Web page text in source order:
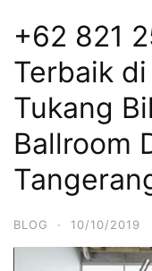
+62 821
Terbaik
Tukang
Ballroom
BLOG · 10/10/2019